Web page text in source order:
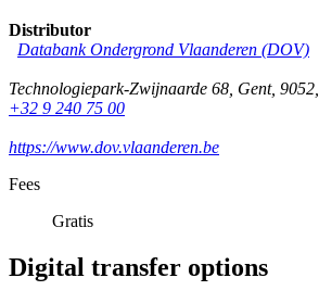
Distributor
Databank Ondergrond Vlaanderen (DOV)
Technologiepark-Zwijnaarde 68, Gent, 9052,
+32 9 240 75 00
https://www.dov.vlaanderen.be
Fees
Gratis
Digital transfer options